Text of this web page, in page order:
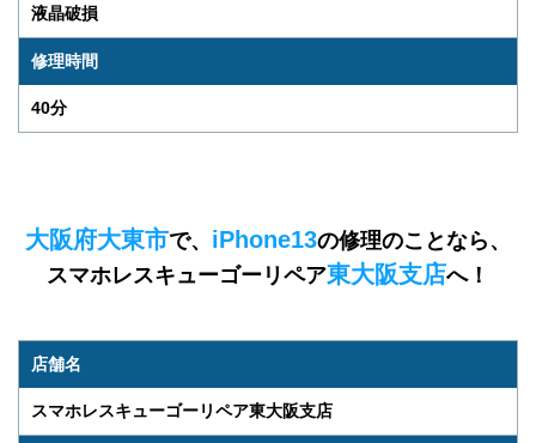
液晶破損
修理時間
40分
大阪府大東市で、 iPhone13の修理のことなら、
スマホレスキューゴーリペア東大阪支店へ！
店舗名
スマホレスキューゴーリペア東大阪支店